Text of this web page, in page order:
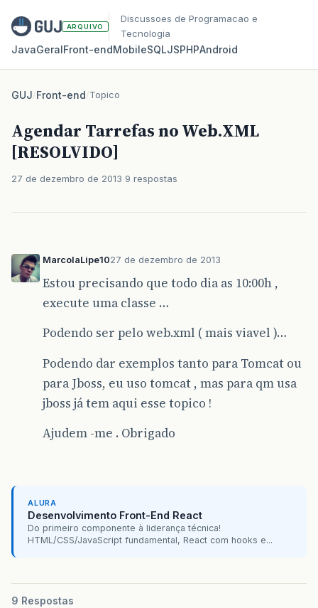
ARQUIVO
Discussoes de Programacao e
Tecnologia
JavaGeralFront‑endMobileSQLJSPHPAndroid
GUJ/Front-end/Topico
Agendar Tarrefas no Web.XML
[RESOLVIDO]
27 de dezembro de 2013 9 respostas
MarcolaLipe1027 de dezembro de 2013
Estou precisando que todo dia as 10:00h ,
execute uma classe …
Podendo ser pelo web.xml ( mais viavel )…
Podendo dar exemplos tanto para Tomcat ou
para Jboss, eu uso tomcat , mas para qm usa
jboss já tem aqui esse topico !
Ajudem -me . Obrigado
ALURA
Desenvolvimento Front-End React
Do primeiro componente à liderança técnica!
HTML/CSS/JavaScript fundamental, React com hooks e...
9 Respostas